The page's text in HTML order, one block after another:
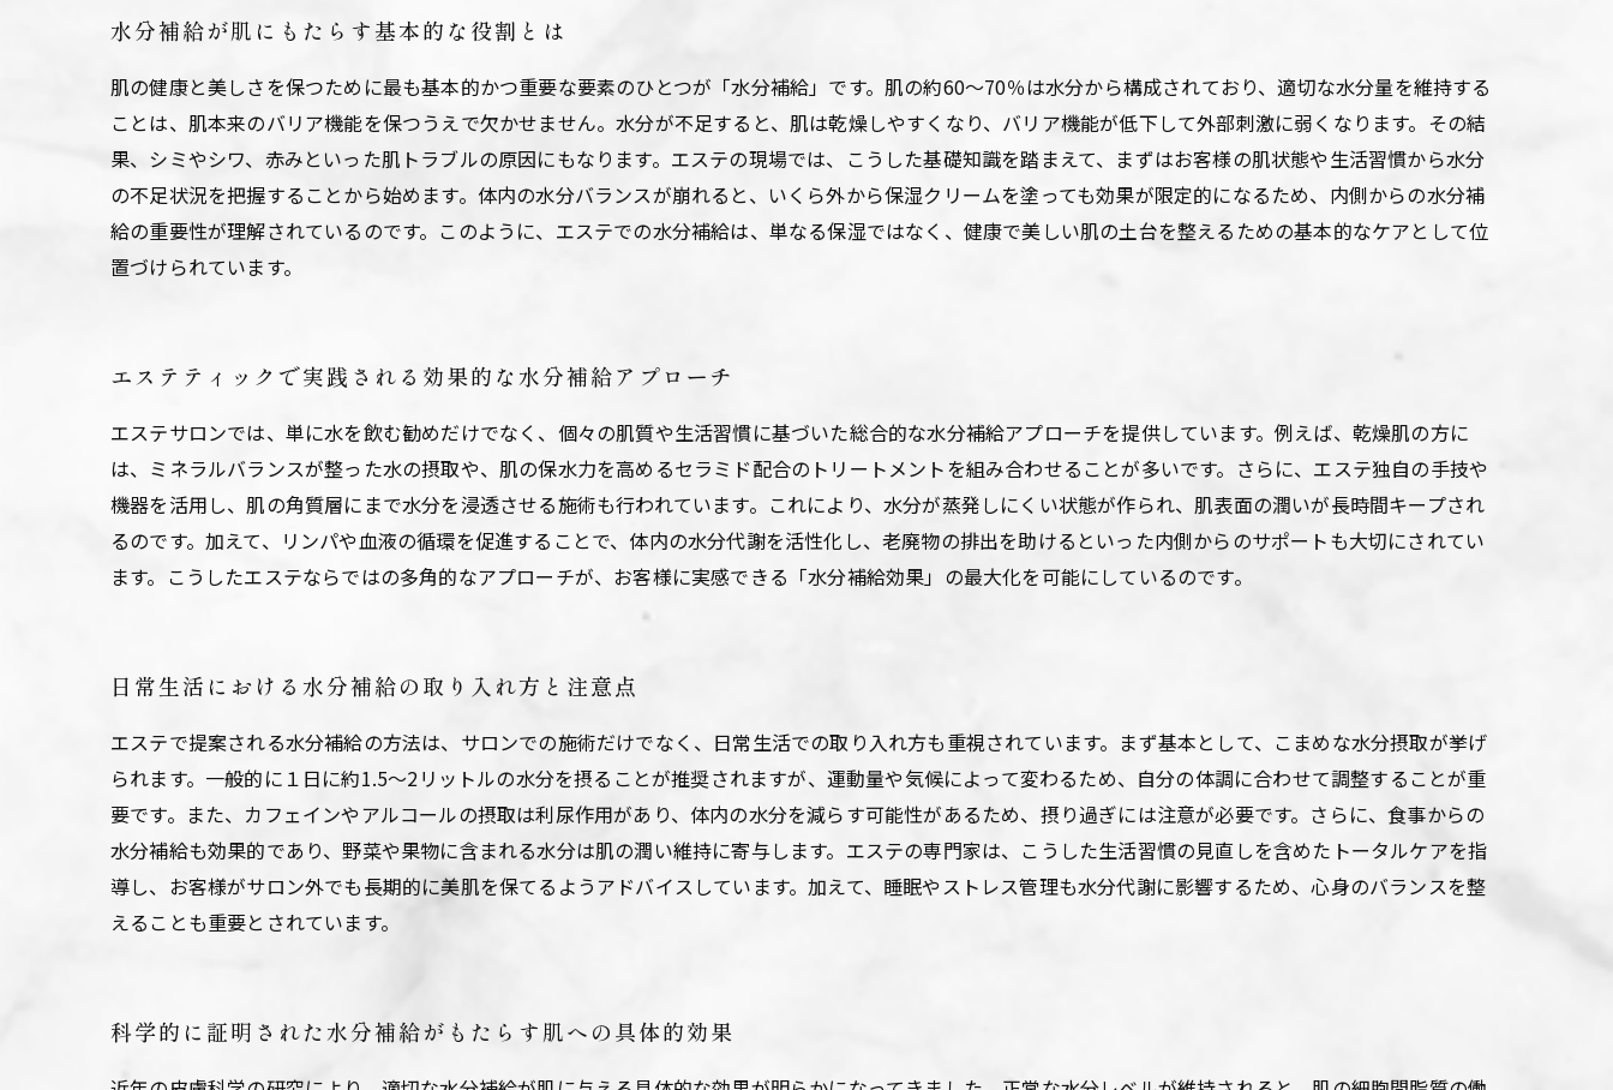
水分補給が肌にもたらす基本的な役割とは
肌の健康と美しさを保つために最も基本的かつ重要な要素のひとつが「水分補給」です。肌の約60～70％は水分から構成されており、適切な水分量を維持する
ことは、肌本来のバリア機能を保つうえで欠かせません。水分が不足すると、肌は乾燥しやすくなり、バリア機能が低下して外部刺激に弱くなります。その結
果、シミやシワ、赤みといった肌トラブルの原因にもなります。エステの現場では、こうした基礎知識を踏まえて、まずはお客様の肌状態や生活習慣から水分
の不足状況を把握することから始めます。体内の水分バランスが崩れると、いくら外から保湿クリームを塗っても効果が限定的になるため、内側からの水分補
給の重要性が理解されているのです。このように、エステでの水分補給は、単なる保湿ではなく、健康で美しい肌の土台を整えるための基本的なケアとして位
置づけられています。
エステティックで実践される効果的な水分補給アプローチ
エステサロンでは、単に水を飲む勧めだけでなく、個々の肌質や生活習慣に基づいた総合的な水分補給アプローチを提供しています。例えば、乾燥肌の方に
は、ミネラルバランスが整った水の摂取や、肌の保水力を高めるセラミド配合のトリートメントを組み合わせることが多いです。さらに、エステ独自の手技や
機器を活用し、肌の角質層にまで水分を浸透させる施術も行われています。これにより、水分が蒸発しにくい状態が作られ、肌表面の潤いが長時間キープされ
るのです。加えて、リンパや血液の循環を促進することで、体内の水分代謝を活性化し、老廃物の排出を助けるといった内側からのサポートも大切にされてい
ます。こうしたエステならではの多角的なアプローチが、お客様に実感できる「水分補給効果」の最大化を可能にしているのです。
日常生活における水分補給の取り入れ方と注意点
エステで提案される水分補給の方法は、サロンでの施術だけでなく、日常生活での取り入れ方も重視されています。まず基本として、こまめな水分摂取が挙げ
られます。一般的に１日に約1.5～2リットルの水分を摂ることが推奨されますが、運動量や気候によって変わるため、自分の体調に合わせて調整することが重
要です。また、カフェインやアルコールの摂取は利尿作用があり、体内の水分を減らす可能性があるため、摂り過ぎには注意が必要です。さらに、食事からの
水分補給も効果的であり、野菜や果物に含まれる水分は肌の潤い維持に寄与します。エステの専門家は、こうした生活習慣の見直しを含めたトータルケアを指
導し、お客様がサロン外でも長期的に美肌を保てるようアドバイスしています。加えて、睡眠やストレス管理も水分代謝に影響するため、心身のバランスを整
えることも重要とされています。
科学的に証明された水分補給がもたらす肌への具体的効果